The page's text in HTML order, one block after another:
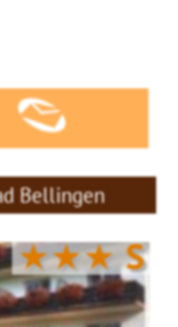
Bellingen
★★★S